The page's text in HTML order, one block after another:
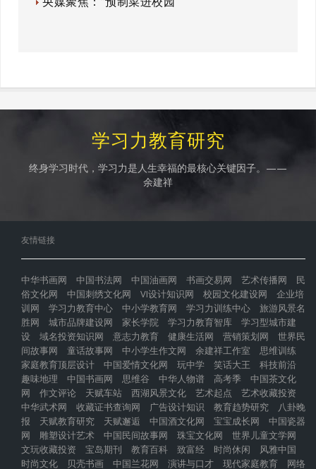
学习力教育研究
终身学习时代，学习力是人生幸福的最核心关键因子。——
余建祥
友情链接
中华书画网 中国书法网 中国油画网 书画交易网 艺术传播网
民
俗文化网
中国刺绣文化网 VI设计知识网 校园文化建设网
企业培
训网
学习力教育中心 中小学教育网 学习力训练中心
旅游风景名
胜网
城市品牌建设网 家长学院 学习力教育智库
学习型城市建
设
域名投资知识网 意志力教育 健康生活网 营销策划网
世界民
间故事网
童话故事网 中小学生作文网 余建祥工作室
思维训练
家庭教育顶层设计
中国爱情文化网 玩中学 笑话大王
科技前沿
趣味地理
中国书画网 思维谷 中华人物谱 高考季
中国茶文化
网
作文评论 天赋车站 西湖风景文化 艺术起点
艺术收藏投资
中华武术网
收藏证书查询网 广告设计知识 教育趋势研究
八卦晚
报
天赋教育研究 天赋邂逅 中国酒文化网 宝宝成长网
中国瓷器
网
雕塑设计艺术 中国民间故事网 珠宝文化网
世界儿童文学网
文玩收藏投资
宝岛期刊 教育百科 致富经 时尚休闲
风雅中国
时尚文化
贝壳书画 中国兰花网 演讲与口才 现代家庭教育 网络